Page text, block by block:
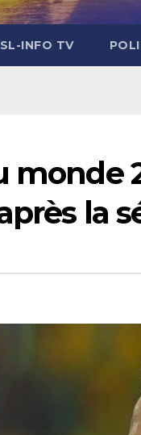
SL-INFO TV
monde
la